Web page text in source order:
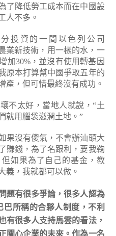
了降低勞工成本而在中國設
人不多。
投資的一間以色列公司
業新技術，用一樣的水，一
加30%，並沒有使用轉基因
原本打算幫中國爭取五年的
產，但可惜最終沒有成功。
不太好，當地人就說，“土
就用腦袋滋潤土地。”
果沒有傻氣，不會辦汕頭大
賺錢，為了名跟利，要我鞠
如果為了自己的基金，教
義，我就都可以做。
題有很多爭論，很多人認為
所稱的合夥人制度，不利
有很多人支持馬雲的看法，
關心企業的未來。作為一名